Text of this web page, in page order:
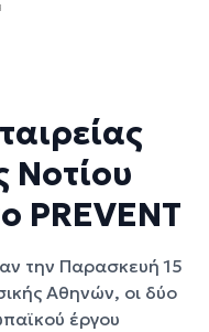
Νοτίου
PREVENT
την Παρασκευή 15
Αθηνών, οι δύο
έργου